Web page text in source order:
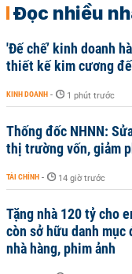
Đọc nhiều
'Đế chế’ kinh doanh
thiết kế kim cương
KINH DOANH - 1 phút trước
Thống đốc NHNN:
thị trường vốn, giảm
TÀI CHÍNH - 14 giờ trước
Tặng nhà 120 tỷ cho
còn sở hữu danh
nhà hàng, phim ảnh